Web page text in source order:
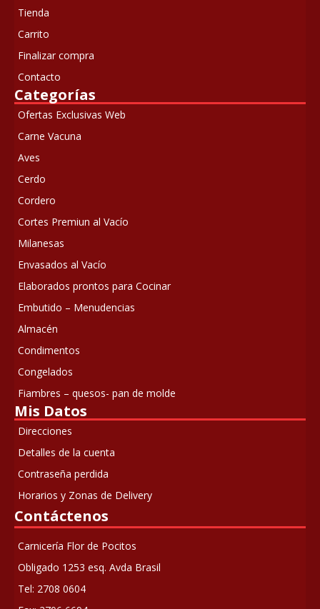
Tienda
Carrito
Finalizar compra
Contacto
Categorías
Ofertas Exclusivas Web
Carne Vacuna
Aves
Cerdo
Cordero
Cortes Premiun al Vacío
Milanesas
Envasados al Vacío
Elaborados prontos para Cocinar
Embutido – Menudencias
Almacén
Condimentos
Congelados
Fiambres – quesos- pan de molde
Mis Datos
Direcciones
Detalles de la cuenta
Contraseña perdida
Horarios y Zonas de Delivery
Contáctenos
Carnicería Flor de Pocitos
Obligado 1253 esq. Avda Brasil
Tel: 2708 0604